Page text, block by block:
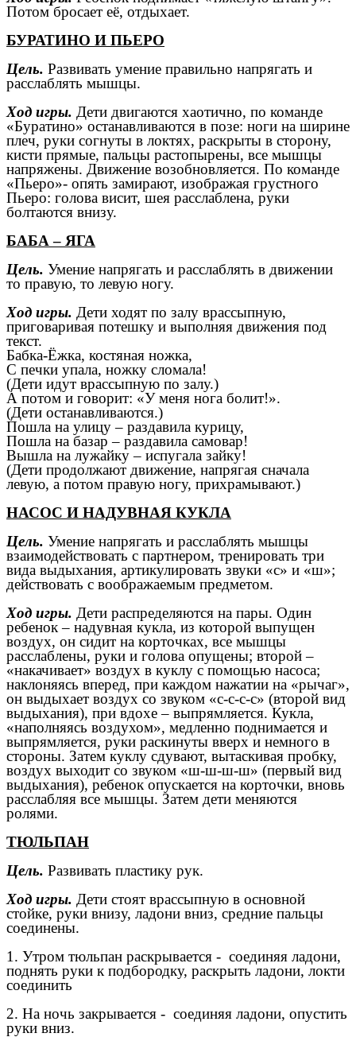
Потом бросает её, отдыхает.
БУРАТИНО И ПЬЕРО
Цель. Развивать умение правильно напрягать и
расслаблять мышцы.
Ход игры. Дети двигаются хаотично, по команде
«Буратино» останавливаются в позе: ноги на ширине
плеч, руки согнуты в локтях, раскрыты в сторону,
кисти прямые, пальцы растопырены, все мышцы
напряжены. Движение возобновляется. По команде
«Пьеро»- опять замирают, изображая грустного
Пьеро: голова висит, шея расслаблена, руки
болтаются внизу.
БАБА – ЯГА
Цель. Умение напрягать и расслаблять в движении
то правую, то левую ногу.
Ход игры. Дети ходят по залу врассыпную,
приговаривая потешку и выполняя движения под
текст.
Бабка-Ёжка, костяная ножка,
С печки упала, ножку сломала!
(Дети идут врассыпную по залу.)
А потом и говорит: «У меня нога болит!».
(Дети останавливаются.)
Пошла на улицу – раздавила курицу,
Пошла на базар – раздавила самовар!
Вышла на лужайку – испугала зайку!
(Дети продолжают движение, напрягая сначала
левую, а потом правую ногу, прихрамывают.)
НАСОС И НАДУВНАЯ КУКЛА
Цель. Умение напрягать и расслаблять мышцы
взаимодействовать с партнером, тренировать три
вида выдыхания, артикулировать звуки «с» и «ш»;
действовать с воображаемым предметом.
Ход игры. Дети распределяются на пары. Один
ребенок – надувная кукла, из которой выпущен
воздух, он сидит на корточках, все мышцы
расслаблены, руки и голова опущены; второй –
«накачивает» воздух в куклу с помощью насоса;
наклоняясь вперед, при каждом нажатии на «рычаг»,
он выдыхает воздух со звуком «с-с-с-с» (второй вид
выдыхания), при вдохе – выпрямляется. Кукла,
«наполняясь воздухом», медленно поднимается и
выпрямляется, руки раскинуты вверх и немного в
стороны. Затем куклу сдувают, вытаскивая пробку,
воздух выходит со звуком «ш-ш-ш-ш» (первый вид
выдыхания), ребенок опускается на корточки, вновь
расслабляя все мышцы. Затем дети меняются
ролями.
ТЮЛЬПАН
Цель. Развивать пластику рук.
Ход игры. Дети стоят врассыпную в основной
стойке, руки внизу, ладони вниз, средние пальцы
соединены.
1. Утром тюльпан раскрывается - соединяя ладони,
поднять руки к подбородку, раскрыть ладони, локти
соединить
2. На ночь закрывается - соединяя ладони, опустить
руки вниз.